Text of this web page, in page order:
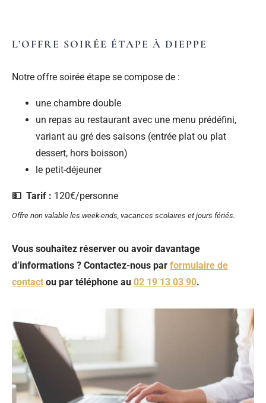
L’OFFRE SOIRÉE ÉTAPE À DIEPPE
Notre offre soirée étape se compose de :
une chambre double
un repas au restaurant avec une menu prédéfini,
variant au gré des saisons (entrée plat ou plat
dessert, hors boisson)
le petit-déjeuner
💵 Tarif : 120€/personne
Offre non valable les week-ends, vacances scolaires et jours fériés.
Vous souhaitez réserver ou avoir davantage
d’informations ? Contactez-nous par formulaire de
contact ou par téléphone au 02 19 13 03 90.